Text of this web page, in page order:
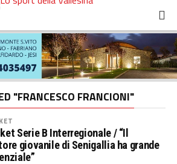
"FRANCESCO FRANCIONI"
Serie B Interregionale / “Il
giovanile di Senigallia ha grande